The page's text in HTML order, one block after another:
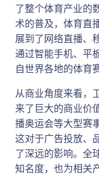
了整个体育产业的
术的普及，体育直
展到了网络直播、
通过智能手机、平
自世界各地的体育
从商业角度来看，
来了巨大的商业价
播奥运会等大型赛
这对于广告投放、
了深远的影响。全
知名度，也为相关